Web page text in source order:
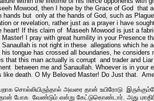
Mowood, then I hope by the Grace of God
hands but only at the hands of God, such as
or revelation, rather just as a prayer i have
heart! If this claim of Maseeh Mowood is just a
I pray with great humility in your Presence
is not right in these allegations which
tongue has crossed all boundaries, he
that this man actually is corrupt and trader and
between me and Sanaullah. Whoever is in
death. O My Beloved Master! Do Just that.
சொல்லியிருந்தால் அவரை தான் உயிரோடு
போக வேண்டும் என்று கேட்டுகொண்டார். அது